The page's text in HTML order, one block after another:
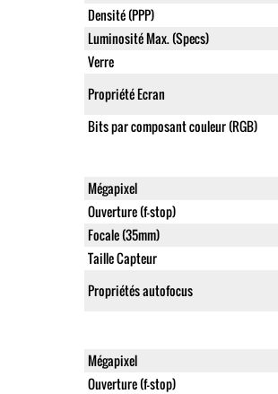
Densité (PPP)
Luminosité Max. (Specs)
Verre
Propriété Ecran
Bits par composant couleur (RGB)
Mégapixel
Ouverture (f-stop)
Focale (35mm)
Taille Capteur
Propriétés autofocus
Mégapixel
Ouverture (f-stop)